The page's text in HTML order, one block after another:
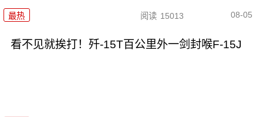
最热 阅读 15013 08-05
看不见就挨打！歼-15T百公里外一剑封喉F-15J